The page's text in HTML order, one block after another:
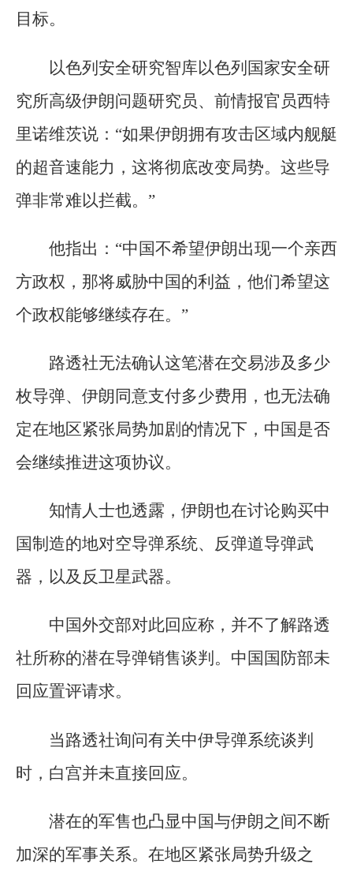
目标。
以色列安全研究智库以色列国家安全研
究所高级伊朗问题研究员、前情报官员西特
里诺维茨说：“如果伊朗拥有攻击区域内舰艇
的超音速能力，这将彻底改变局势。这些导
弹非常难以拦截。”
他指出：“中国不希望伊朗出现一个亲西
方政权，那将威胁中国的利益，他们希望这
个政权能够继续存在。”
路透社无法确认这笔潜在交易涉及多少
枚导弹、伊朗同意支付多少费用，也无法确
定在地区紧张局势加剧的情况下，中国是否
会继续推进这项协议。
知情人士也透露，伊朗也在讨论购买中
国制造的地对空导弹系统、反弹道导弹武
器，以及反卫星武器。
中国外交部对此回应称，并不了解路透
社所称的潜在导弹销售谈判。中国国防部未
回应置评请求。
当路透社询问有关中伊导弹系统谈判
时，白宫并未直接回应。
潜在的军售也凸显中国与伊朗之间不断
加深的军事关系。在地区紧张局势升级之